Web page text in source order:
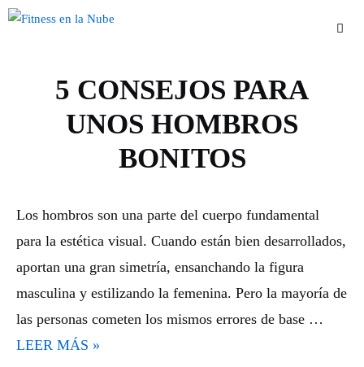
Saltar
5 CONSEJOS PARA
UNOS HOMBROS
BONITOS
Los hombros son una parte del cuerpo fundamental
para la estética visual. Cuando están bien desarrollados,
aportan una gran simetría, ensanchando la figura
masculina y estilizando la femenina. Pero la mayoría de
las personas cometen los mismos errores de base …
LEER MÁS »